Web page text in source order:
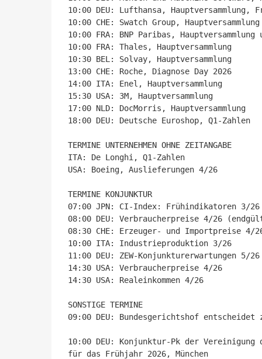
10:00 DEU: Lufthansa, Hauptversammlung,
10:00 CHE: Swatch Group, Hauptversammlung
10:00 FRA: BNP Paribas,
10:00 FRA: Thales, Hauptversammlung
10:30 BEL: Solvay, Hauptversammlung
13:00 CHE: Roche, Diagnose Day 2026
14:00 ITA: Enel, Hauptversammlung
15:30 USA: 3M, Hauptversammlung
17:00 NLD: DocMorris, Hauptversammlung
18:00 DEU: Deutsche Euroshop, Q1-Zahlen
TERMINE UNTERNEHMEN OHNE ZEITANGABE
ITA: De Longhi, Q1-Zahlen
USA: Boeing, Auslieferungen 4/26
TERMINE KONJUNKTUR
07:00 JPN: CI-Index: Frühindikatoren 3/
08:00 DEU: Verbraucherpreise 4/26
08:30 CHE: Erzeuger- und Importpreise 4/
10:00 ITA: Industrieproduktion 3/26
11:00 DEU: ZEW-Konjunkturerwartungen 5/26
14:30 USA: Verbraucherpreise 4/26
14:30 USA: Realeinkommen 4/26
SONSTIGE TERMINE
09:00 DEU: Bundesgerichtshof
10:00 DEU: Konjunktur-Pk der
für das Frühjahr 2026, München